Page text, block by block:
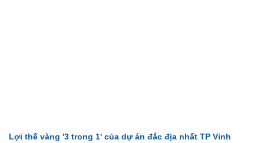
Lợi thế vàng '3 trong 1' của dự án đắc địa nhất TP Vinh